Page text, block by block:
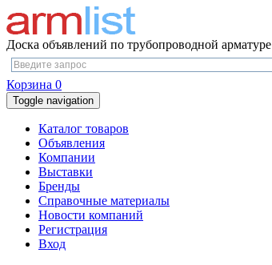
Доска объявлений по трубопроводной арматуре
Корзина 0
Toggle navigation
Каталог товаров
Объявления
Компании
Выставки
Бренды
Справочные материалы
Новости компаний
Регистрация
Вход